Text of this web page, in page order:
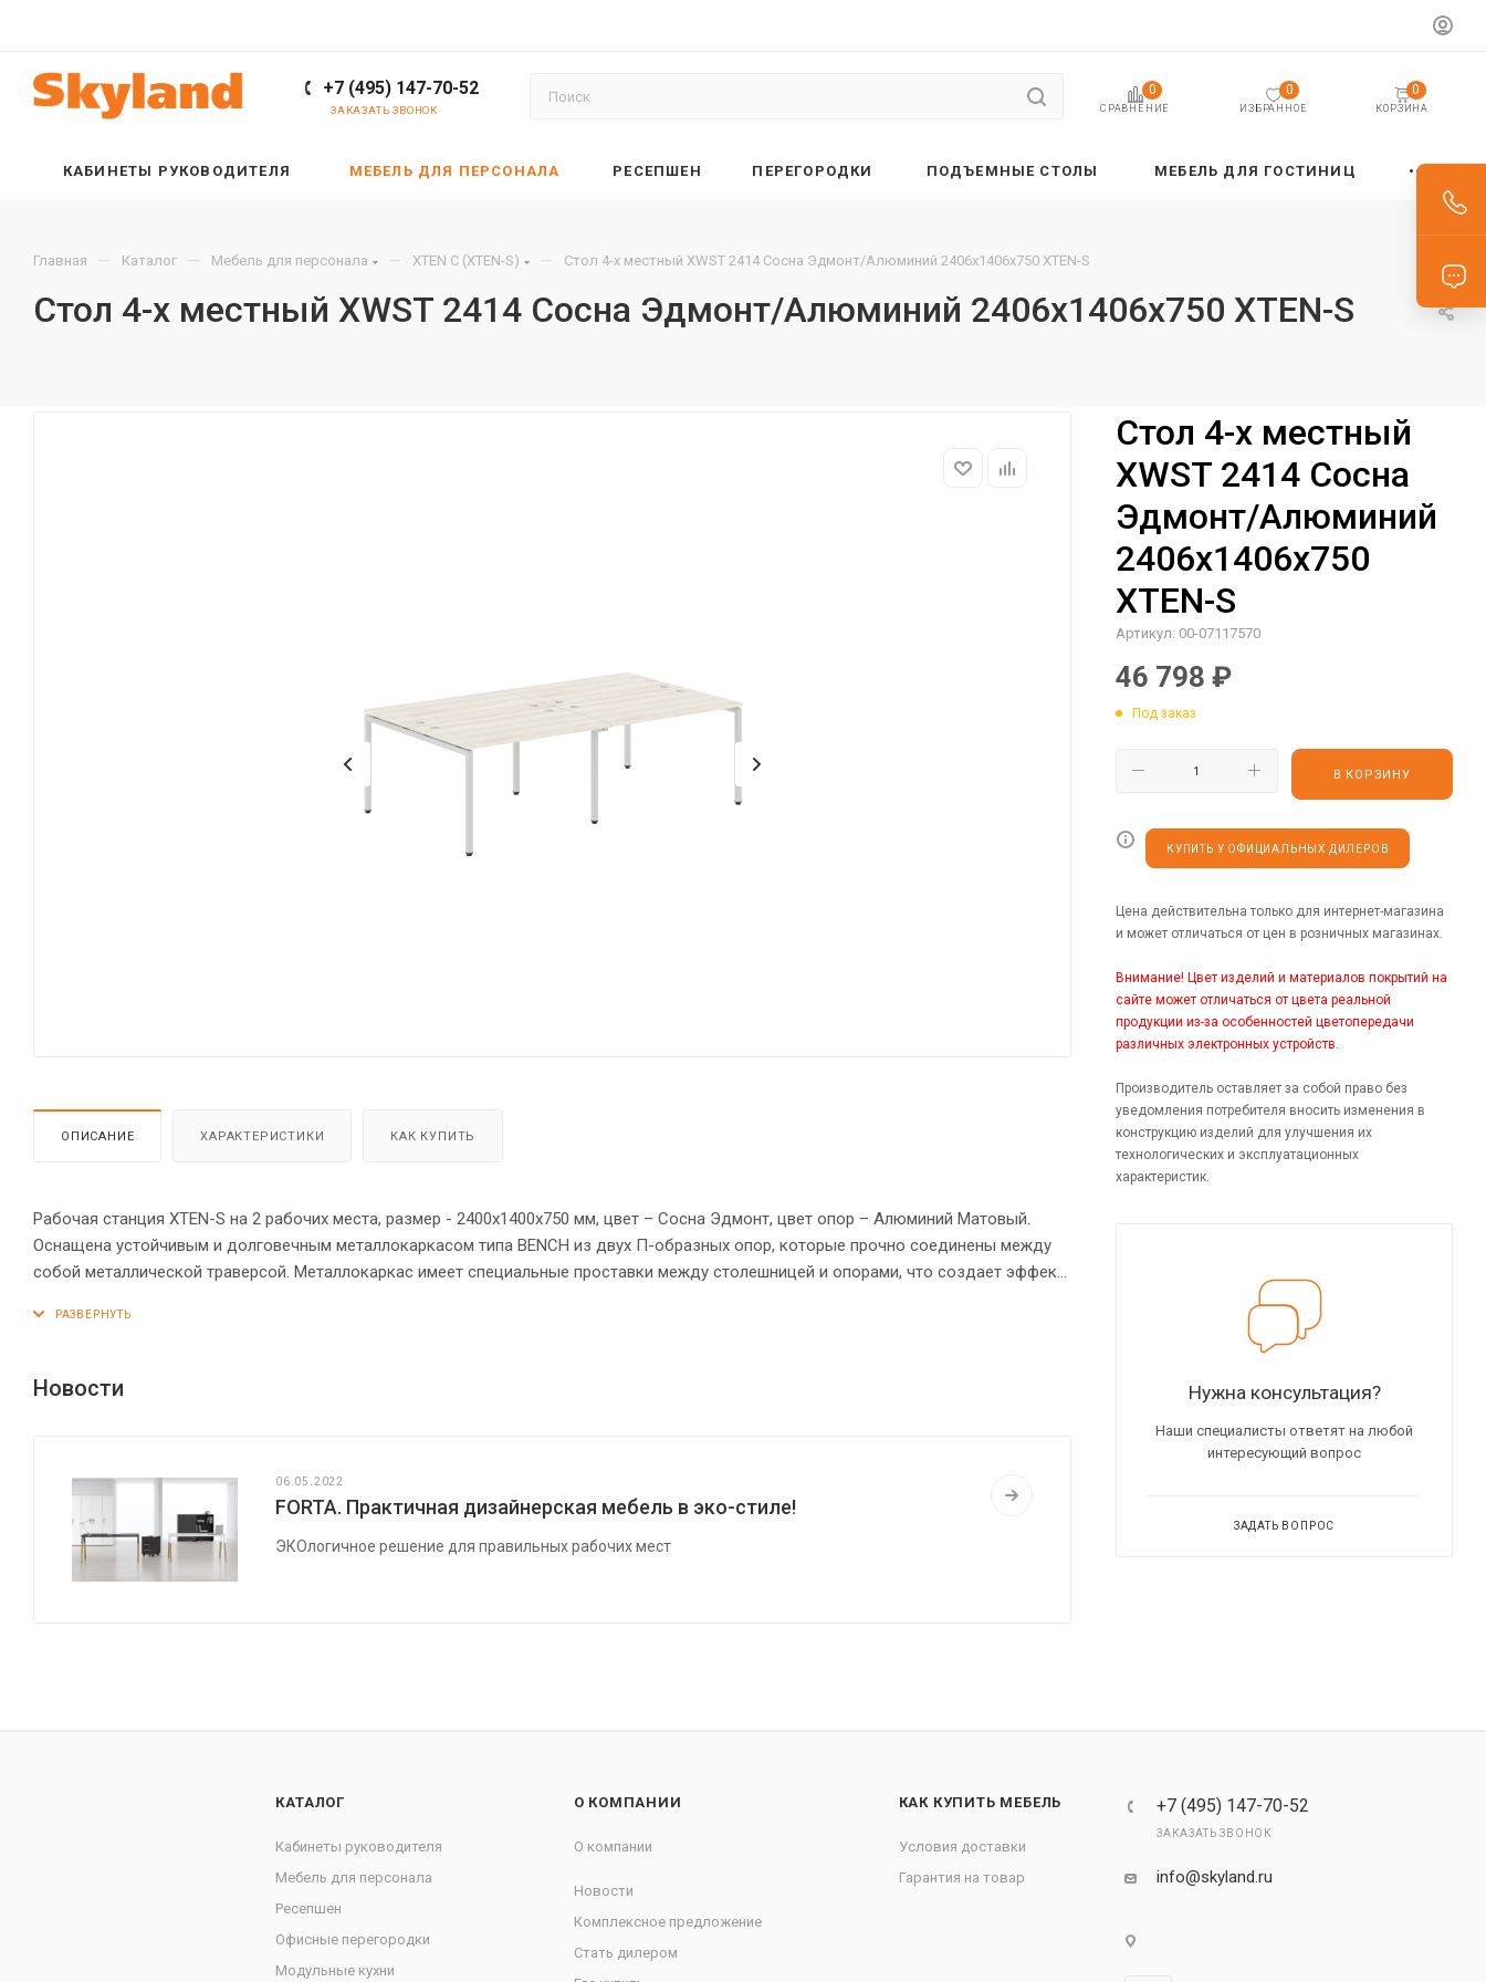
+7 (495) 147-70-52
ЗАКАЗАТЬ ЗВОНОК СРАВНЕНИЕ
0
ИЗБРАННОЕ
0
КОРЗИНА
0
КАБИНЕТЫ РУКОВОДИТЕЛЯ МЕБЕЛЬ ДЛЯ ПЕРСОНАЛА РЕСЕПШЕН ПЕРЕГОРОДКИ ПОДЪЕМНЫЕ СТОЛЫ МЕБЕЛЬ ДЛЯ ГОСТИНИЦ
Главная — Каталог — Мебель для персонала — XTEN С (XTEN-S) — Стол 4-х местный XWST 2414 Сосна Эдмонт/Алюминий 2406х1406х750 XTEN-S
Стол 4-х местный XWST 2414 Сосна Эдмонт/Алюминий 2406х1406х750 XTEN-S
ОПИСАНИЕ ХАРАКТЕРИСТИКИ КАК КУПИТЬ
Рабочая станция XTEN-S на 2 рабочих места, размер - 2400х1400х750 мм, цвет – Сосна Эдмонт, цвет опор – Алюминий Матовый.
Оснащена устойчивым и долговечным металлокаркасом типа BENCH из двух П-образных опор, которые прочно соединены между
собой металлической траверсой. Металлокаркас имеет специальные проставки между столешницей и опорами, что создает эффект
Регулируемые опоры обеспечат столу устойчивость на неровном полу.
Новости
06.05.2022
FORTA. Практичная дизайнерская мебель в эко-стиле!
ЭКОлогичное решение для правильных рабочих мест
Стол 4-х местный
XWST 2414 Сосна
Эдмонт/Алюминий
2406х1406х750
XTEN-S
Артикул: 00-07117570
46 798 ₽
Под заказ
В КОРЗИНУ
КУПИТЬ У ОФИЦИАЛЬНЫХ ДИЛЕРОВ
Цена действительна только для интернет-магазина
и может отличаться от цен в розничных магазинах.
Внимание! Цвет изделий и материалов покрытий на
сайте может отличаться от цвета реальной
продукции из-за особенностей цветопередачи
различных электронных устройств.
Производитель оставляет за собой право без
уведомления потребителя вносить изменения в
конструкцию изделий для улучшения их
технологических и эксплуатационных
характеристик.
Нужна консультация?
Наши специалисты ответят на любой
интересующий вопрос
ЗАДАТЬ ВОПРОС
КАТАЛОГ
Кабинеты руководителя
Мебель для персонала
Ресепшен
Офисные перегородки
Модульные кухни
О КОМПАНИИ
О компании
Новости
Комплексное предложение
Стать дилером
КАК КУПИТЬ МЕБЕЛЬ
Условия доставки
Гарантия на товар
+7 (495) 147-70-52
ЗАКАЗАТЬ ЗВОНОК
info@skyland.ru